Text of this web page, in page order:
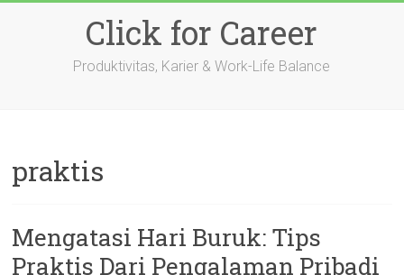
Click for Career
Produktivitas, Karier & Work-Life Balance
praktis
Mengatasi Hari Buruk: Tips
Praktis Dari Pengalaman Pribadi